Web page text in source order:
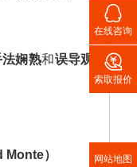
法娴熟和误导观
）

在线咨询

索取报价
网站地图